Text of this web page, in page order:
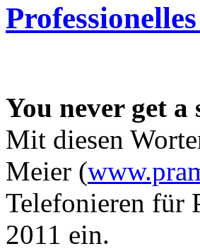
You never get a
Mit diesen
Meier (
Telefonieren für
2011 ein.